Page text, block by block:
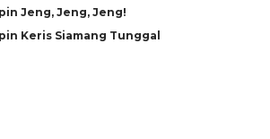
Jeng, Jeng, Jeng!
Keris Siamang Tunggal